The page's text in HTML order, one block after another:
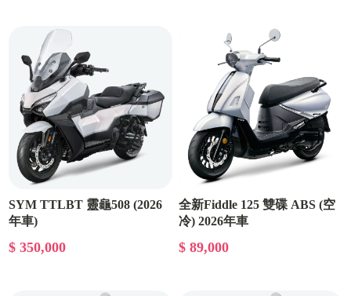
SYM TTLBT 靈龜508 (2026
年車)
$ 350,000
全新Fiddle 125 雙碟 ABS (空
冷) 2026年車
$ 89,000